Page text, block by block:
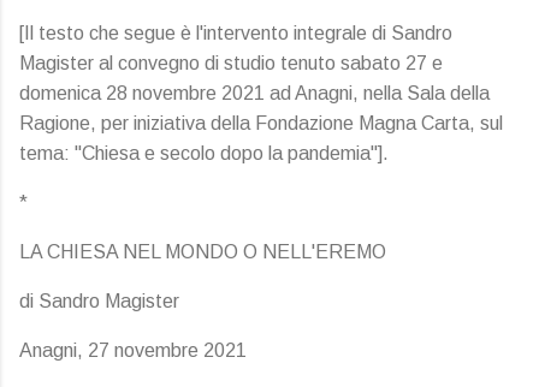
[Il testo che segue è l'intervento integrale di Sandro
Magister al convegno di studio tenuto sabato 27 e
domenica 28 novembre 2021 ad Anagni, nella Sala della
Ragione, per iniziativa della Fondazione Magna Carta, sul
tema: "Chiesa e secolo dopo la pandemia"].
*
LA CHIESA NEL MONDO O NELL'EREMO
di Sandro Magister
Anagni, 27 novembre 2021